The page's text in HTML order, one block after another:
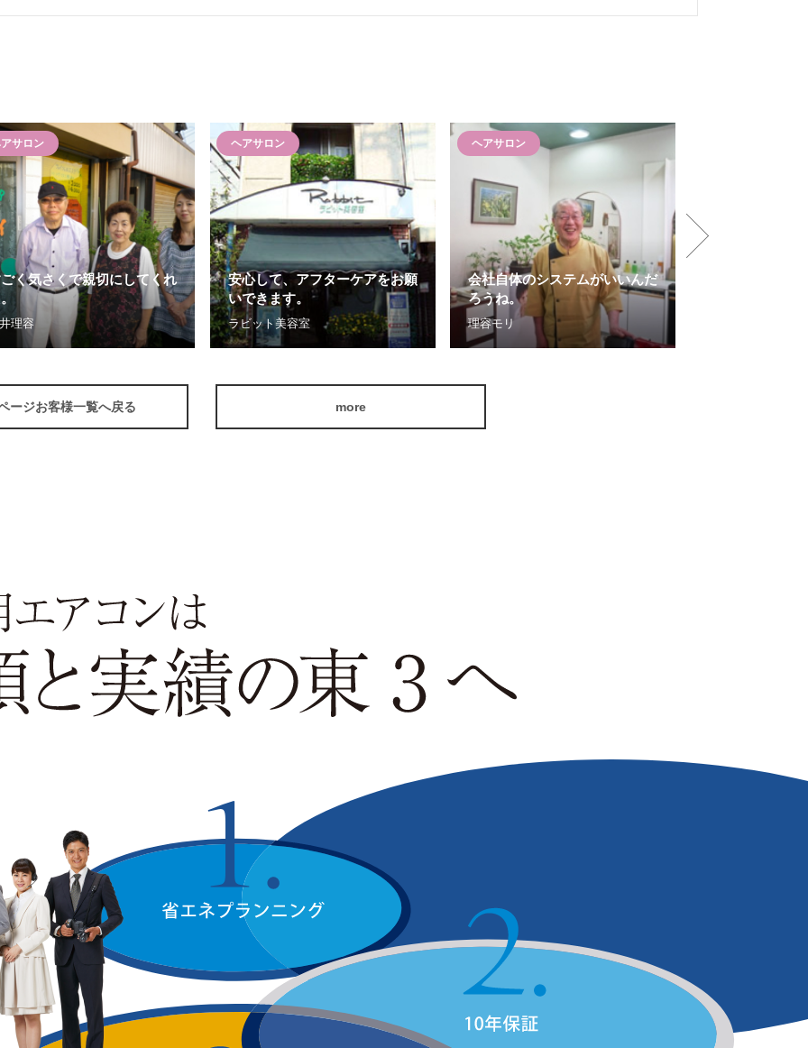
サロン
く気さくで親切にしてくれ
理容
ヘアサロン
安心して、アフターケアをお願
いできます。
ラビット美容室
ヘアサロン
会社自体のシステムがいいんだ
ろうね。
理容モリ
ージお客様一覧へ戻る more